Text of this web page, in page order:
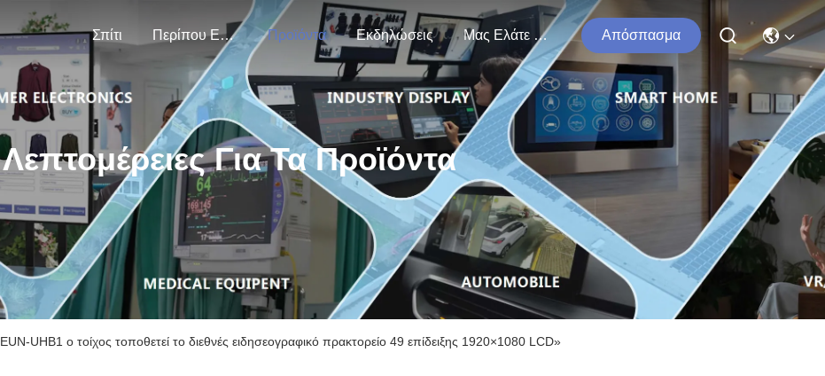
Σπίτι Περίπου Εμείς Προϊόντα Εκδηλώσεις Μας Ελάτε Σε Επαφή Με Απόσπασμα
Λεπτομέρειες Για Τα Προϊόντα
UHB1 ο τοίχος τοποθετεί το διεθνές ειδησεογραφικό πρακτορείο 49 επίδειξης 1920×1080 LCD»